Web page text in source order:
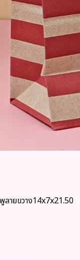
ลายขวาง14x7x21.50